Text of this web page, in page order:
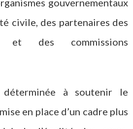
civile, des partenaires des
et des commissions
à soutenir le
en place d’un cadre plus